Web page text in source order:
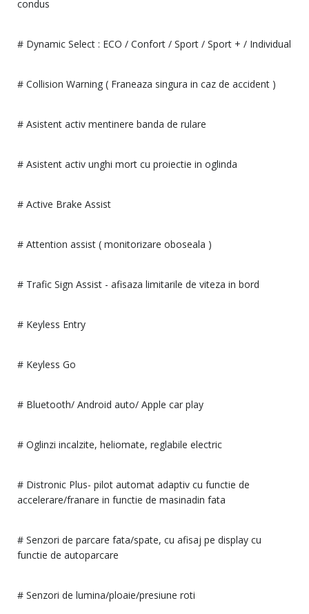
condus
# Dynamic Select : ECO / Confort / Sport / Sport + / Individual
# Collision Warning ( Franeaza singura in caz de accident )
# Asistent activ mentinere banda de rulare
# Asistent activ unghi mort cu proiectie in oglinda
# Active Brake Assist
# Attention assist ( monitorizare oboseala )
# Trafic Sign Assist - afisaza limitarile de viteza in bord
# Keyless Entry
# Keyless Go
# Bluetooth/ Android auto/ Apple car play
# Oglinzi incalzite, heliomate, reglabile electric
# Distronic Plus- pilot automat adaptiv cu functie de
accelerare/franare in functie de masinadin fata
# Senzori de parcare fata/spate, cu afisaj pe display cu
functie de autoparcare
# Senzori de lumina/ploaie/presiune roti